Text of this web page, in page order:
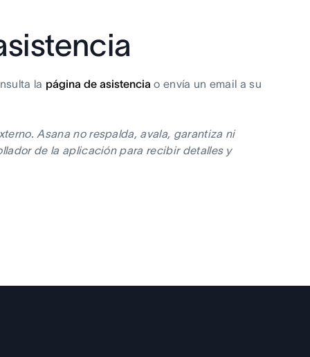
la página de asistencia o envía un email a su
Asana no respalda, avala, garantiza ni
de la aplicación para recibir detalles y